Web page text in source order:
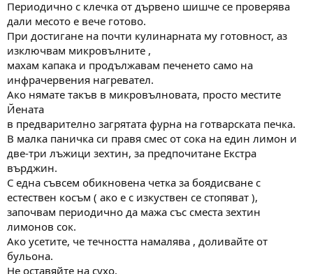
Периодично с клечка от дървено шишче се проверява
дали месото е вече готово.
При достигане на почти кулинарната му готовност, аз
изключвам микровълните ,
махам капака и продължавам печенето само на
инфрачервения нагревател.
Ако нямате такъв в микровълновата, просто местите
Йената
в предварително загрятата фурна на готварската печка.
В малка паничка си правя смес от сока на един лимон и
две-три лъжици зехтин, за предпочитане Екстра
върджин.
С една съвсем обикновена четка за боядисване с
естествен косъм ( ако е с изкуствен се стопяват ),
започвам периодично да мажа със сместа зехтин
лимонов сок.
Ако усетите, че течността намалява , доливайте от
бульона.
Не оставяйте на сухо.